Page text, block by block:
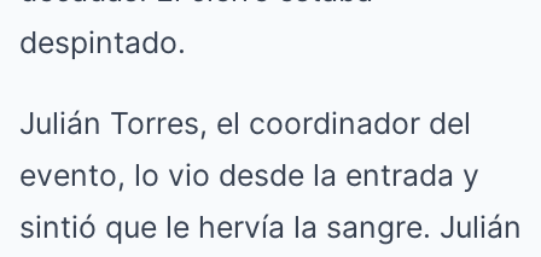
despintado.
Julián Torres, el coordinador del
evento, lo vio desde la entrada y
sintió que le hervía la sangre. Julián